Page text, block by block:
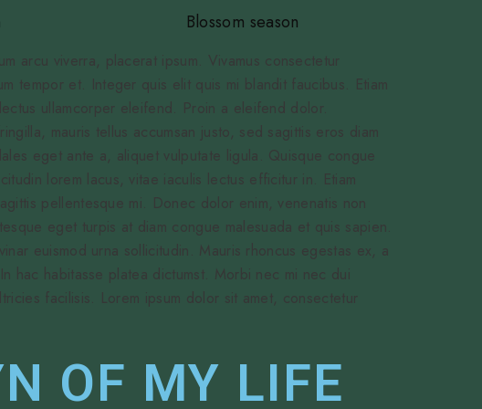
Blossom season
arcu viverra, placerat ipsum. Vivamus consectetur
tempor et. Integer quis elit quis mi blandit faucibus. Etiam
ullamcorper eleifend. Proin a eleifend dolor.
mauris tellus accumsan justo, sed sagittis eros diam
eget ante a, aliquet vulputate ligula. Quisque congue
lorem lacus, vitae iaculis lectus efficitur in. Etiam
pellentesque mi. Donec dolor enim, venenatis non
eget turpis at diam congue malesuada et quis sapien.
euismod urna sollicitudin. Mauris rhoncus egestas ex, a
hac habitasse platea dictumst. Morbi nec mi nec dui
facilisis. Lorem ipsum dolor sit amet, consectetur
OF MY LIFE